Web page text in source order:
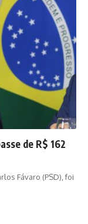
de R$ 162
Fávaro (PSD), foi